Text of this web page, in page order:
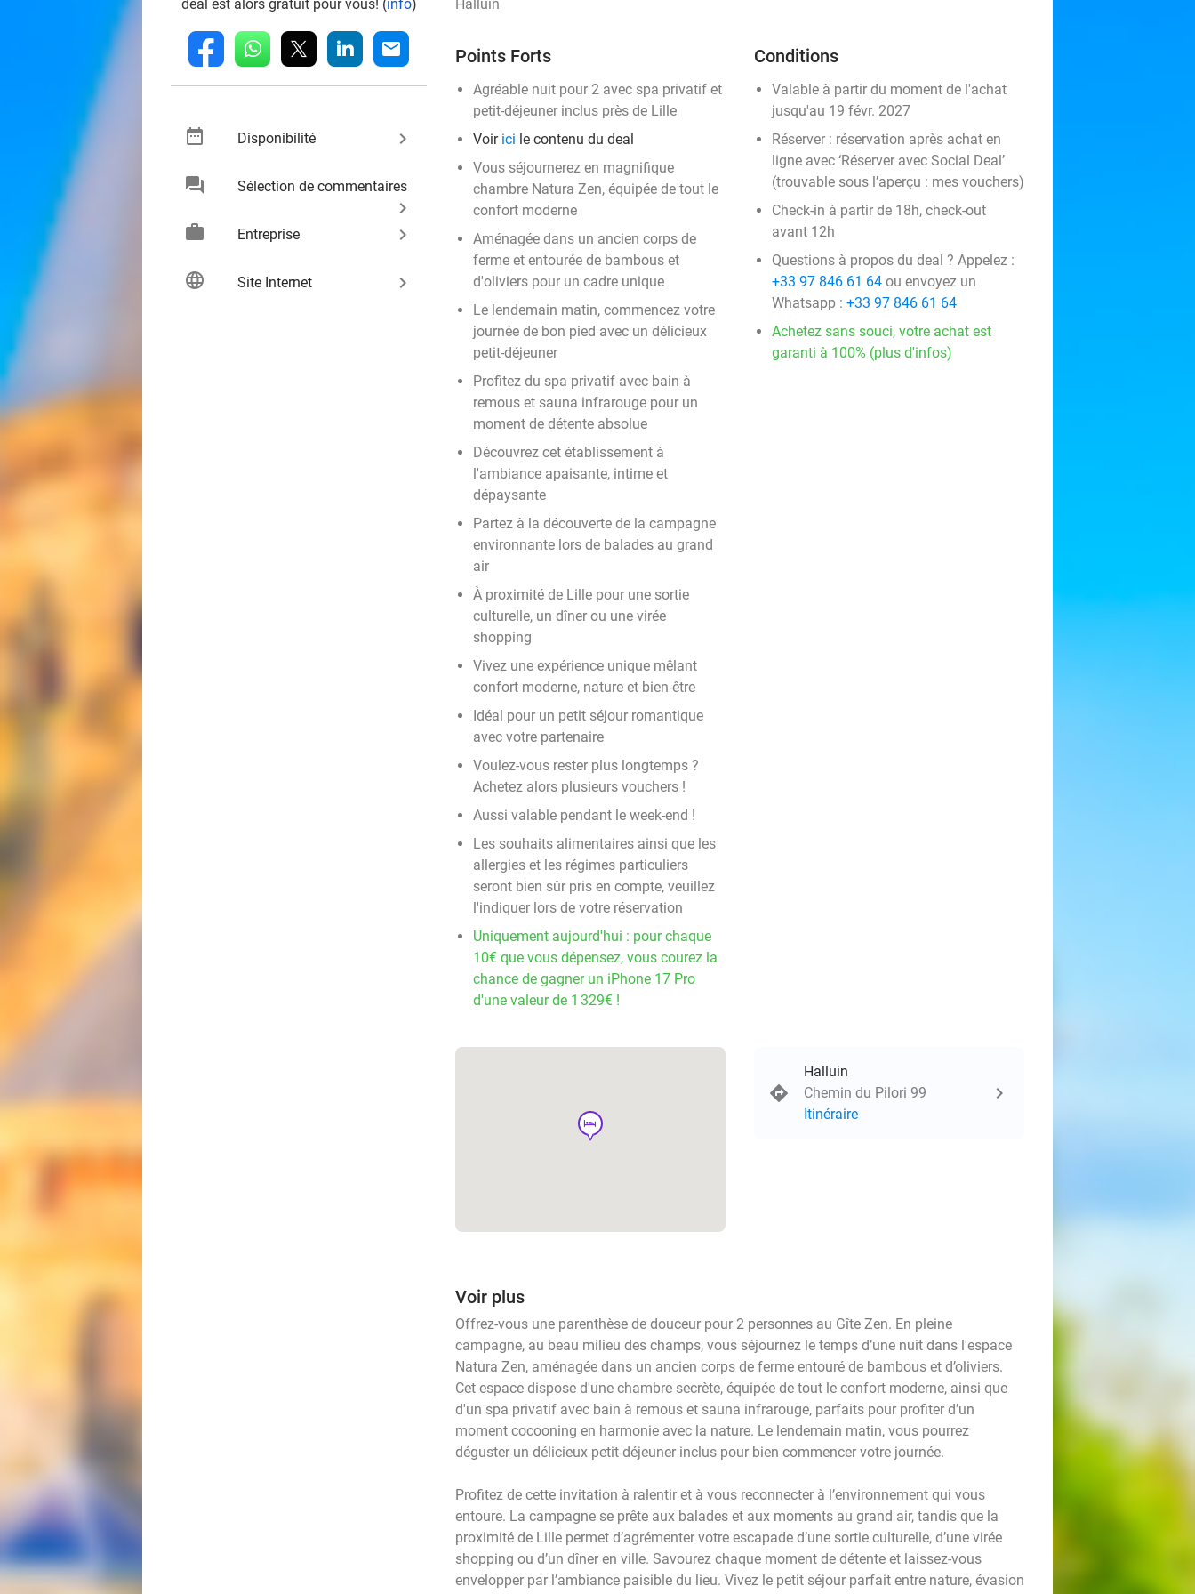
deal est alors gratuit pour vous! (info)
fb whatsapp linkedin mail
date_range Disponibilité keyboard_arrow_right
chat Sélection de commentaires
keyboard_arrow_right
work
Entreprise keyboard_arrow_right
language Site Internet keyboard_arrow_right
Halluin
Points Forts
Agréable nuit pour 2 avec spa privatif et
petit-déjeuner inclus près de Lille
Voir ici le contenu du deal
Vous séjournerez en magnifique
chambre Natura Zen, équipée de tout le
confort moderne
Aménagée dans un ancien corps de
ferme et entourée de bambous et
d'oliviers pour un cadre unique
Le lendemain matin, commencez votre
journée de bon pied avec un délicieux
petit-déjeuner
Profitez du spa privatif avec bain à
remous et sauna infrarouge pour un
moment de détente absolue
Découvrez cet établissement à
l'ambiance apaisante, intime et
dépaysante
Partez à la découverte de la campagne
environnante lors de balades au grand
air
À proximité de Lille pour une sortie
culturelle, un dîner ou une virée
shopping
Vivez une expérience unique mêlant
confort moderne, nature et bien-être
Idéal pour un petit séjour romantique
avec votre partenaire
Voulez-vous rester plus longtemps ?
Achetez alors plusieurs vouchers !
Aussi valable pendant le week-end !
Les souhaits alimentaires ainsi que les
allergies et les régimes particuliers
seront bien sûr pris en compte, veuillez
l'indiquer lors de votre réservation
Uniquement aujourd'hui : pour chaque
10€ que vous dépensez, vous courez la
chance de gagner un iPhone 17 Pro
d'une valeur de 1 329€ !
Conditions
Valable à partir du moment de l'achat
jusqu'au 19 févr. 2027
Réserver : réservation après achat en
ligne avec ‘Réserver avec Social Deal’
(trouvable sous l’aperçu : mes vouchers)
Check-in à partir de 18h, check-out
avant 12h
Questions à propos du deal ? Appelez :
+33 97 846 61 64 ou envoyez un
Whatsapp : +33 97 846 61 64
Achetez sans souci, votre achat est
garanti à 100% (plus d'infos)
hotel
Halluin
Chemin du Pilori 99
Itinéraire
Voir plus
Offrez-vous une parenthèse de douceur pour 2 personnes au Gîte Zen. En pleine
campagne, au beau milieu des champs, vous séjournez le temps d’une nuit dans l'espace
Natura Zen, aménagée dans un ancien corps de ferme entouré de bambous et d’oliviers.
Cet espace dispose d'une chambre secrète, équipée de tout le confort moderne, ainsi que
d'un spa privatif avec bain à remous et sauna infrarouge, parfaits pour profiter d’un
moment cocooning en harmonie avec la nature. Le lendemain matin, vous pourrez
déguster un délicieux petit-déjeuner inclus pour bien commencer votre journée.
Profitez de cette invitation à ralentir et à vous reconnecter à l’environnement qui vous
entoure. La campagne se prête aux balades et aux moments au grand air, tandis que la
proximité de Lille permet d’agrémenter votre escapade d’une sortie culturelle, d’une virée
shopping ou d’un dîner en ville. Savourez chaque moment de détente et laissez-vous
envelopper par l’ambiance paisible du lieu. Vivez le petit séjour parfait entre nature, évasion